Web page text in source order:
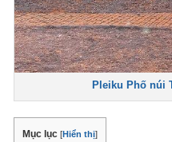
Pleiku Phố núi
Mục lục [Hiển thị]